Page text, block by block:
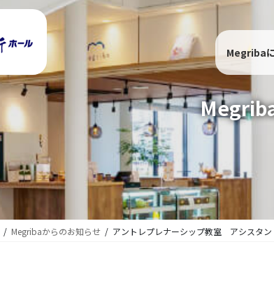
Megriba
Megribaからのお知らせ アントレプレナーシップ教室 アシスタン